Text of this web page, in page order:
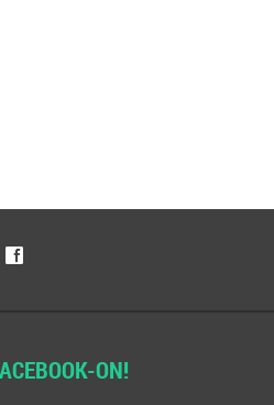
f
ON!